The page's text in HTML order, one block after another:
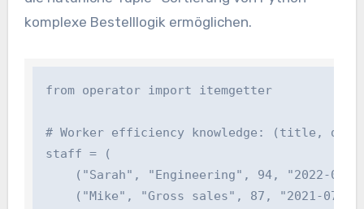
komplexe Bestelllogik ermöglichen.
from operator import itemgetter
# Worker efficiency knowledge: (title,
staff = (
("Sarah", "Engineering", 94, "2022-03-
("Mike", "Gross sales", 87, "2021-07-